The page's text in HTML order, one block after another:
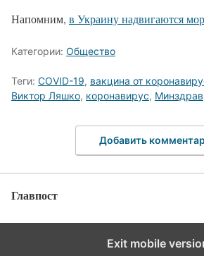
Напомним, в Украину надвигаются
Категории: Общество
Теги: COVID-19, вакцина от
Виктор Ляшко, коронавирус, Минздрав
Добавить
Главпост
Exit mobile